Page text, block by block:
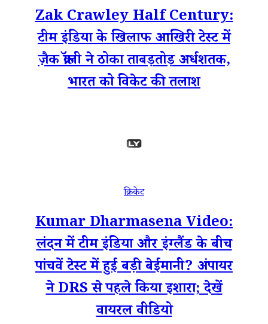
Zak Crawley Half Century:
टीम इंडिया के खिलाफ आखिरी टेस्ट में
ज़ैक क्रॉली ने ठोका ताबड़तोड़ अर्धशतक,
भारत को विकेट की तलाश
क्रिकेट
Kumar Dharmasena Video:
लंदन में टीम इंडिया और इंग्लैंड के बीच
पांचवें टेस्ट में हुई बड़ी बेईमानी? अंपायर
ने DRS से पहले किया इशारा; देखें
वायरल वीडियो